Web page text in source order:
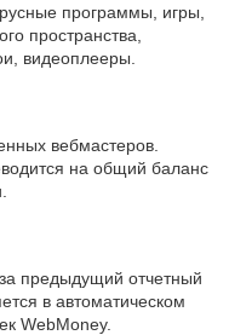
программы, игры,
пространства,
видеоплееры.
вебмастеров.
на общий баланс
предыдущий отчетный
в автоматическом
WebMoney.